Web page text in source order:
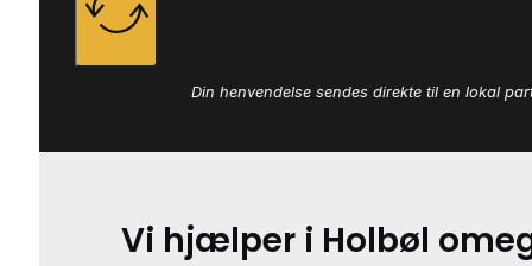
Din henvendelse sendes direkte til en lokal
Vi hjælper i Holbøl